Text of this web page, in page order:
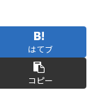
はてブ
コピー